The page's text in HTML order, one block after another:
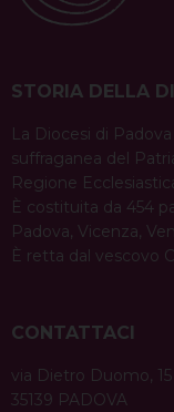
STORIA DELLA
La Diocesi di
suffraganea del
Regione
È costituita da 454
Padova, Vicenza,
È retta dal vescovo
CONTATTACI
via Dietro Duomo, 15
35139 PADOVA